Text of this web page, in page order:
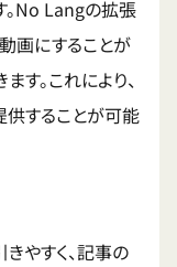
No Langの拡張
画にすることが
す。これにより、
することが可能
やすく、記事の